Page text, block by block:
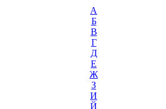
А
Б
В
Г
Д
Е
Ж
З
И
Й